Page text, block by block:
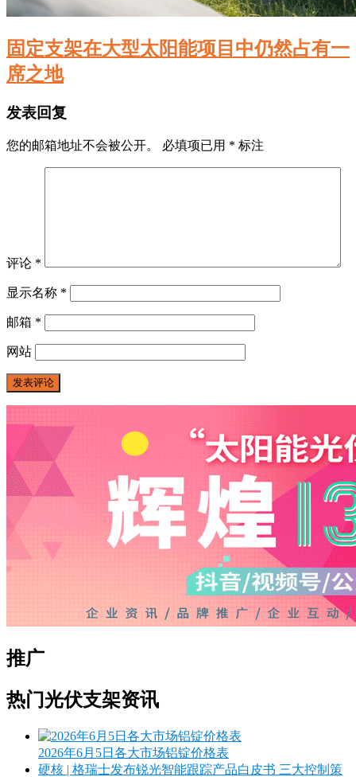
固定支架在大型太阳能项目中仍然占有一
席之地
发表回复
您的邮箱地址不会被公开。 必填项已用 * 标注
评论 *
显示名称 *
邮箱 *
网站
推广
热门光伏支架资讯
2026年6月5日各大市场铝锭价格表
硬核 | 格瑞士发布锐光智能跟踪产品白皮书 三大控制策